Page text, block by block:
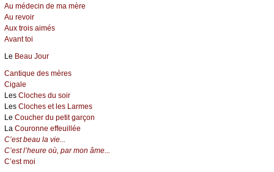
Au médecin de ma mère
Au revoir
Aux trois aimés
Avant toi
Le Beau Jour
Cantique des mères
Cigale
Les Cloches du soir
Les Cloches et les Larmes
Le Coucher du petit garçon
La Couronne effeuillée
C’est beau la vie...
C’est l’heure où, par mon âme...
C’est moi